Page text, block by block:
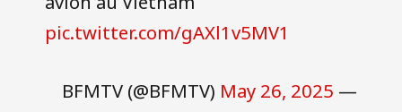
pic.twitter.com/gAXl1v5MV1
— BFMTV (@BFMTV)
May 26, 2025